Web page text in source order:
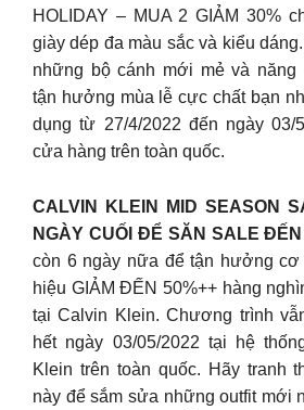
HOLIDAY – MUA 2 GIẢM 30%
giày dép đa màu sắc và kiểu
những bộ cánh mới mẻ và năng
tận hưởng mùa lễ cực chất bạn
dụng từ 27/4/2022 đến ngày 03/
cửa hàng trên toàn quốc.
CALVIN KLEIN MID SEASON
NGÀY CUỐI ĐỂ SĂN SALE ĐẾN
còn 6 ngày nữa để tận hưởng cơ
hiệu GIẢM ĐẾN 50%++ hàng
tại Calvin Klein. Chương trình
hết ngày 03/05/2022 tại hệ
Klein trên toàn quốc. Hãy tranh
này để sắm sửa những outfit mới